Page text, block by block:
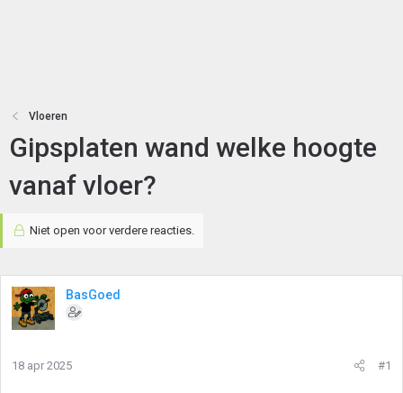
Vloeren
Gipsplaten wand welke hoogte
vanaf vloer?
Niet open voor verdere reacties.
BasGoed
18 apr 2025 #1